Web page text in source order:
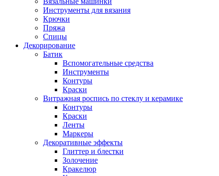
Инструменты для вязания
Крючки
Пряжа
Спицы
Декорирование
Батик
Вспомогательные средства
Инструменты
Контуры
Краски
Витражная роспись по стеклу и керамике
Контуры
Краски
Ленты
Маркеры
Декоративные эффекты
Глиттер и блестки
Золочение
Кракелюр